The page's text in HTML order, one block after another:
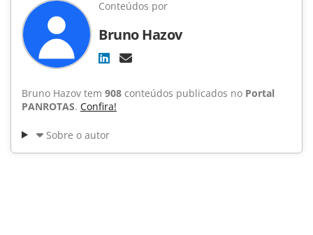
Conteúdos por
Bruno Hazov
Bruno Hazov tem 908 conteúdos publicados no Portal
PANROTAS. Confira!
Sobre o autor